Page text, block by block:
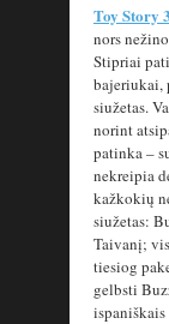
Toy Story
nors
Stipriai
bajeriukai,
siužetas.
norint
patinka –
nekreipia
kažkokių
siužetas:
Taivanį;
tiesiog
gelbsti